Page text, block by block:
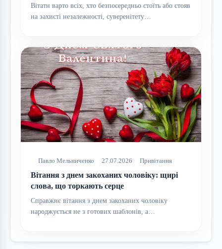
Вітати варто всіх, хто безпосередньо стоїть або стояв
на захисті незалежності, суверенітету…
Павло Мельниченко 27.07.2026 Привітання
Вітання з днем закоханих чоловіку: щирі
слова, що торкають серце
Справжнє вітання з днем закоханих чоловіку
народжується не з готових шаблонів, а…